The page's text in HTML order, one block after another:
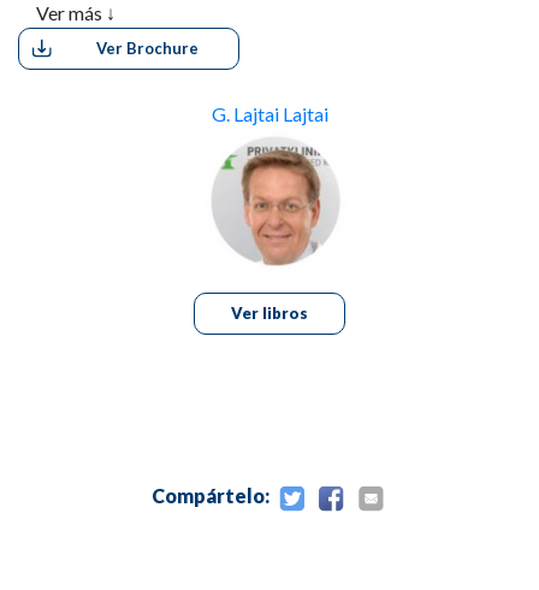
Ver Brochure
G. Lajtai Lajtai
Ver libros
Compártelo:
11. Inestabilidad Posterior y Posteroinferior
12. Inestabilidades Menores del Hombro
14. Tratamiento Artroscópico de las Lesiones del Labro
15. Pinzamiento Posterosuperior
16. Evaluación por IRM del Manguito Rotador, Articulación
17. Síndromes de Pinzamiento
18. Descompresión Subacromial Artroscópica
19. Tratamiento Artroscópico de la Tendinitis Calcificante
21. Resección Artroscópica de la Clavícula Lateral
22. Manejo Artroscópico del Hombro Congelado
Ver más ↓